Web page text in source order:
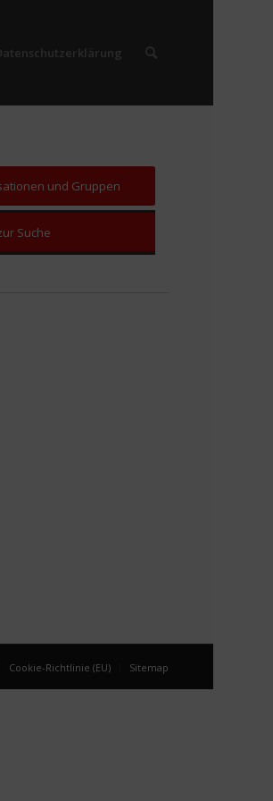
und Gruppen
Suche
Cookie-Richtlinie (EU) Sitemap